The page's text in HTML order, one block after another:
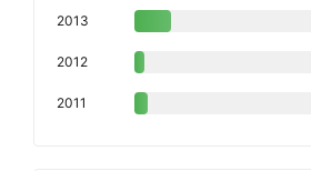
2013
2012
2011